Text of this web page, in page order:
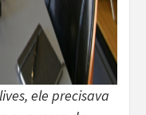
ele precisava